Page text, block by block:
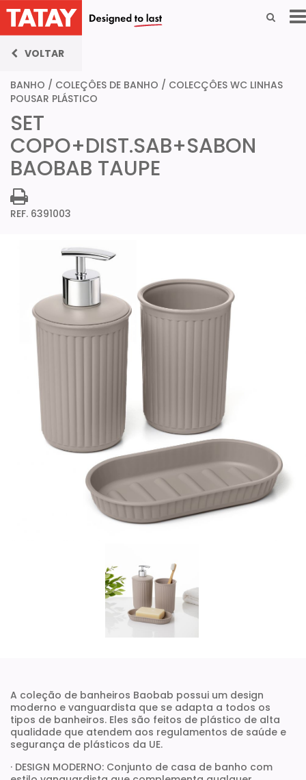
VOLTAR
BANHO / COLEÇÔES DE BANHO / COLECÇÔES WC LINHAS
POUSAR PLÁSTICO
SET
COPO+DIST.SAB+SABON
BAOBAB TAUPE
REF. 6391003
A coleção de banheiros Baobab possui um design
moderno e vanguardista que se adapta a todos os
tipos de banheiros. Eles são feitos de plástico de alta
qualidade que atendem aos regulamentos de saúde e
segurança de plásticos da UE.
· DESIGN MODERNO: Conjunto de casa de banho com